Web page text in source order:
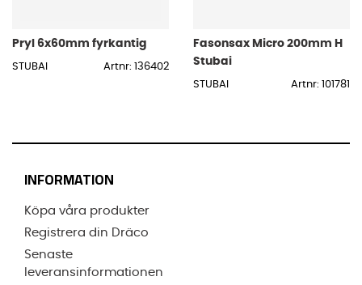
Pryl 6x60mm fyrkantig
STUBAI Artnr: 136402
Fasonsax Micro 200mm H
Stubai
STUBAI Artnr: 101781
INFORMATION
Köpa våra produkter
Registrera din Dräco
Senaste
leveransinformationen